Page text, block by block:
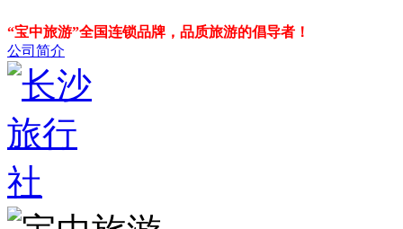
“宝中旅游”全国连锁品牌，品质旅游的倡导者！
公司简介